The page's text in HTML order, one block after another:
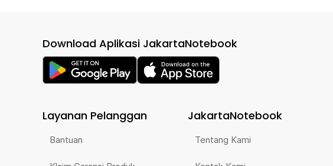
Download Aplikasi JakartaNotebook
Layanan Pelanggan
Bantuan
JakartaNotebook
Tentang Kami